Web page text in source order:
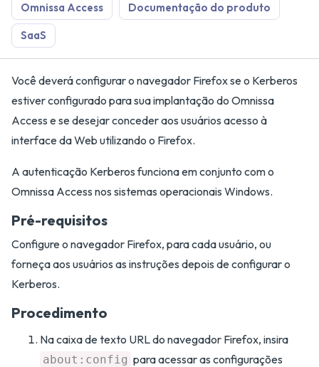
Omnissa Access Documentação do produto
SaaS
Você deverá configurar o navegador Firefox se o Kerberos
estiver configurado para sua implantação do Omnissa
Access e se desejar conceder aos usuários acesso à
interface da Web utilizando o Firefox.
A autenticação Kerberos funciona em conjunto com o
Omnissa Access nos sistemas operacionais Windows.
Pré-requisitos
Configure o navegador Firefox, para cada usuário, ou
forneça aos usuários as instruções depois de configurar o
Kerberos.
Procedimento
Na caixa de texto URL do navegador Firefox, insira
about:config para acessar as configurações